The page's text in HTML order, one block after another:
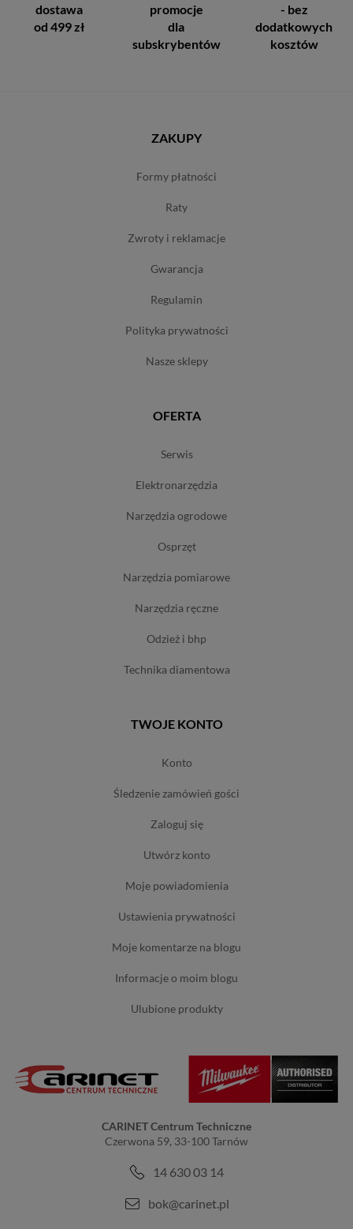
dostawa
od 499 zł
promocje
dla
subskrybentów
- bez
dodatkowych
kosztów
ZAKUPY
formy płatności
raty
zwroty i reklamacje
gwarancja
regulamin
polityka prywatności
nasze sklepy
OFERTA
serwis
elektronarzędzia
narzędzia ogrodowe
osprzęt
narzędzia pomiarowe
narzędzia ręczne
odzież i bhp
technika diamentowa
TWOJE KONTO
konto
śledzenie zamówień gości
zaloguj się
utwórz konto
moje powiadomienia
ustawienia prywatności
moje komentarze na blogu
informacje o moim blogu
ulubione produkty
CARINET Centrum Techniczne
Czerwona 59, 33-100 Tarnów
14 630 03 14
bok@carinet.pl